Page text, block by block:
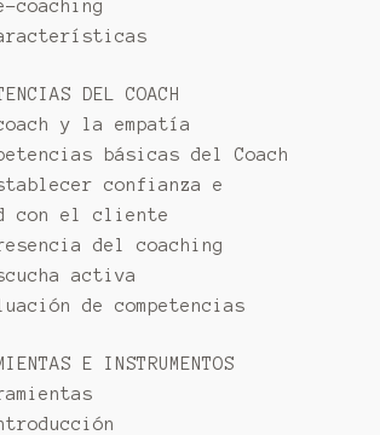
coaching
DEL COACH
y la empatía
básicas del Coach
confianza e
con el cliente
del coaching
activa
de competencias
E INSTRUMENTOS